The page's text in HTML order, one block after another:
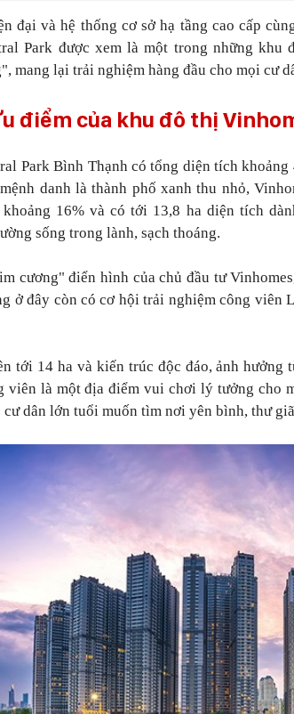
đại và hệ thống cơ sở hạ tầng cao cấp
Park được xem là một trong những
mang lại trải nghiệm hàng đầu cho mọi cư
điểm của khu đô thị
Park Bình Thạnh có tổng diện tích
danh là thành phố xanh thu nhỏ,
16% và có tới 13,8 ha diện tích
sống trong lành, sạch thoáng.
cương" điển hình của chủ đầu tư
ở đây còn có cơ hội trải nghiệm công viên
tới 14 ha và kiến trúc độc đáo, ảnh hưởng
là một địa điểm vui chơi lý tưởng cho
dân lớn tuổi muốn tìm nơi yên bình, thư